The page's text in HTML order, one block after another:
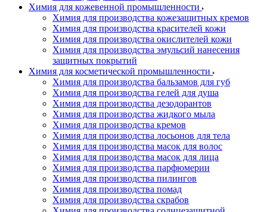
Химия для кожевенной промышленности
Химия для производства кожезащитных кремов
Химия для производства красителей кожи
Химия для производства окислителей кожи
Химия для производства эмульсий нанесения
защитных покрытий
Химия для косметической промышленности
Химия для производства бальзамов для губ
Химия для производства гелей для душа
Химия для производства дезодорантов
Химия для производства жидкого мыла
Химия для производства кремов
Химия для производства лосьонов для тела
Химия для производства масок для волос
Химия для производства масок для лица
Химия для производства парфюмерии
Химия для производства пилингов
Химия для производства помад
Химия для производства скрабов